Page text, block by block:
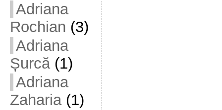
Adriana
Rochian (3)
Adriana
Șurcă(1)
Adriana
Zaharia(1)